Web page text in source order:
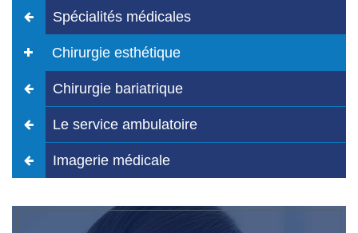
Spécialités médicales
Chirurgie esthétique
Chirurgie bariatrique
Le service ambulatoire
Imagerie médicale